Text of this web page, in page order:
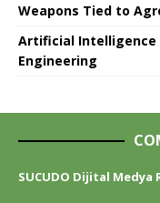
Weapons Tied to
Artificial Intelligence
Engineering
SUCUDO Dijital Medya